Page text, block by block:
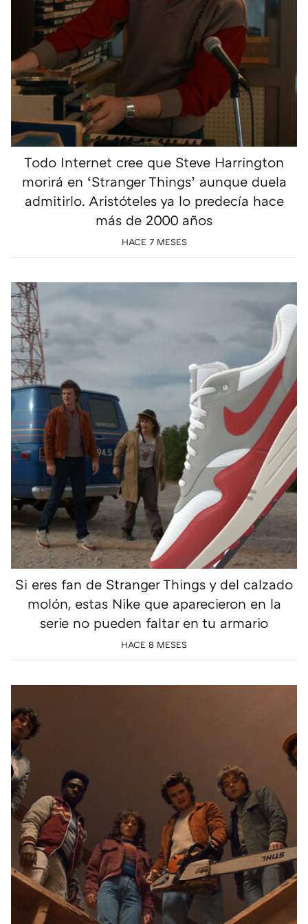
Todo Internet cree que Steve Harrington
morirá en ‘Stranger Things’ aunque duela
admitirlo. Aristóteles ya lo predecía hace
más de 2000 años
HACE 7 MESES
Si eres fan de Stranger Things y del calzado
molón, estas Nike que aparecieron en la
serie no pueden faltar en tu armario
HACE 8 MESES